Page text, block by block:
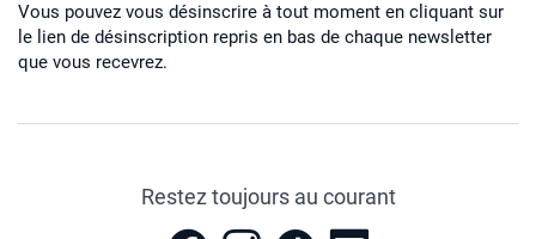
Vous pouvez vous désinscrire à tout moment en cliquant sur
le lien de désinscription repris en bas de chaque newsletter
que vous recevrez.
Restez toujours au courant